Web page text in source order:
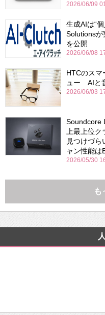
2026/06/09
生成AIは“
Solutionsが
を公開
2026/06/08
HTCのスマ
ュー AIと
2026/06/03
Soundcore
上最上位ク
見つけづ
ャン性能は
2026/05/30
も